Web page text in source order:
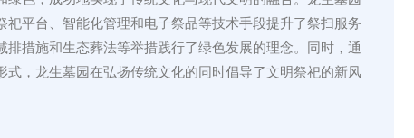
平台、智能化管理和电子祭品等技术手段提升了祭扫服务
措施和生态葬法等举措践行了绿色发展的理念。同时，通
，龙生墓园在弘扬传统文化的同时倡导了文明祭祀的新风